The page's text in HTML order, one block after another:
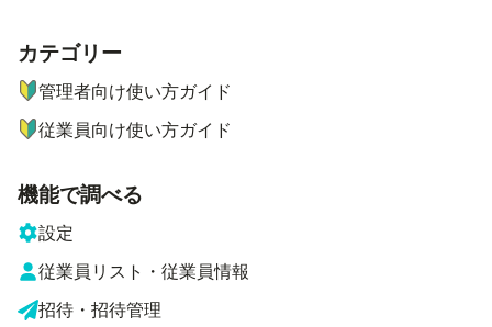
ナビゲーションメニュー
カテゴリー
管理者向け使い方ガイド
従業員向け使い方ガイド
機能で調べる
設定
従業員リスト・従業員情報
招待・招待管理